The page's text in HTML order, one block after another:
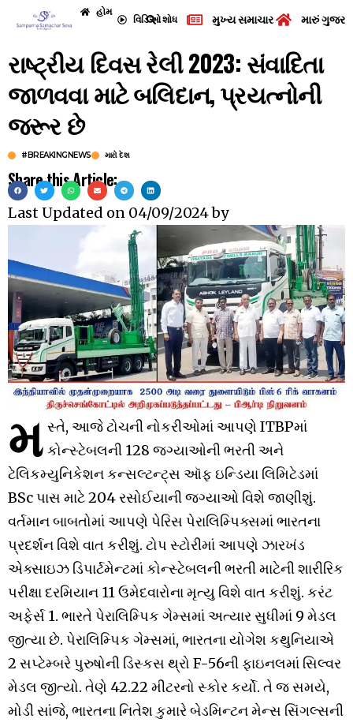
હોમ
વિડિઓશોધ મુખ્ય સમાચાર મારું
રાષ્ટ્રીય દિવસ રેલી 2023: સંવાદિતા
જાળવવા માટે બલિદાન, પ્રયત્નોની
જરૂર છે
#BREAKINGNEWS મારો દેશ
Share this Article:
Last Updated on 04/09/2024by
મ સ્તે, આજે ટોચની નોકરીઓમાં આપણે ITBPમાં
કોન્સ્ટેબલની 128 જગ્યાઓની ભરતી અને
ટેલિકમ્યુનિકેશન કન્સલ્ટન્ટ્સ ઑફ ઇન્ડિયા લિમિટેડમાં
BSc પાસ માટે 204 રસોઈયાની જગ્યાઓ વિશે જાણીશું.
વર્તમાન બાબતોમાં આપણે પેરિસ પેરાલિમ્પિક્સમાં ભારતના
પ્રદર્શન વિશે વાત કરીશું. ટોપ સ્ટોરીમાં આપણે ઝારખંડ
એક્સાઇઝ ડિપાર્ટમેન્ટમાં કોન્સ્ટેબલની ભરતી માટેની શારીરિક
પરીક્ષા દરમિયાન 11 ઉમેદવારોના મૃત્યુ વિશે વાત કરીશું. કરંટ
અફેર્સ 1. ભારતે પેરાલિમ્પિક ગેમ્સમાં અત્યાર સુધીમાં 9 મેડલ
જીત્યા છે. પેરાલિમ્પિક ગેમ્સમાં, ભારતના યોગેશ કથુનિયાએ
2 સપ્ટેમ્બરે પુરુષોની ડિસ્કસ થ્રો F-56ની ફાઇનલમાં સિલ્વર
મેડલ જીત્યો. તેણે 42.22 મીટરનો સ્કોર કર્યો. તે જ સમયે,
મોડી સાંજે, ભારતના નિતેશ કુમારે બેડમિન્ટન મેન્સ સિંગલ્સની